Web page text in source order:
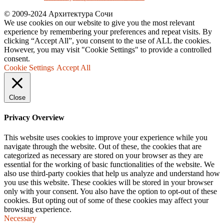
© 2009-2024 Архитектура Сочи
We use cookies on our website to give you the most relevant
experience by remembering your preferences and repeat visits. By
clicking “Accept All”, you consent to the use of ALL the cookies.
However, you may visit "Cookie Settings" to provide a controlled
consent.
Cookie Settings Accept All
Close
Privacy Overview
This website uses cookies to improve your experience while you
navigate through the website. Out of these, the cookies that are
categorized as necessary are stored on your browser as they are
essential for the working of basic functionalities of the website. We
also use third-party cookies that help us analyze and understand how
you use this website. These cookies will be stored in your browser
only with your consent. You also have the option to opt-out of these
cookies. But opting out of some of these cookies may affect your
browsing experience.
Necessary